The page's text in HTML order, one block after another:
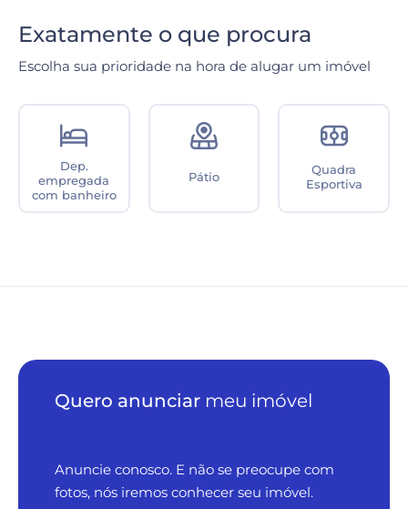
Exatamente o que procura
Escolha sua prioridade na hora de alugar um imóvel
Dep.
empregada
com banheiro
Pátio
Quadra
Esportiva
Quero anunciar meu imóvel
Anuncie conosco. E não se preocupe com
fotos, nós iremos conhecer seu imóvel.